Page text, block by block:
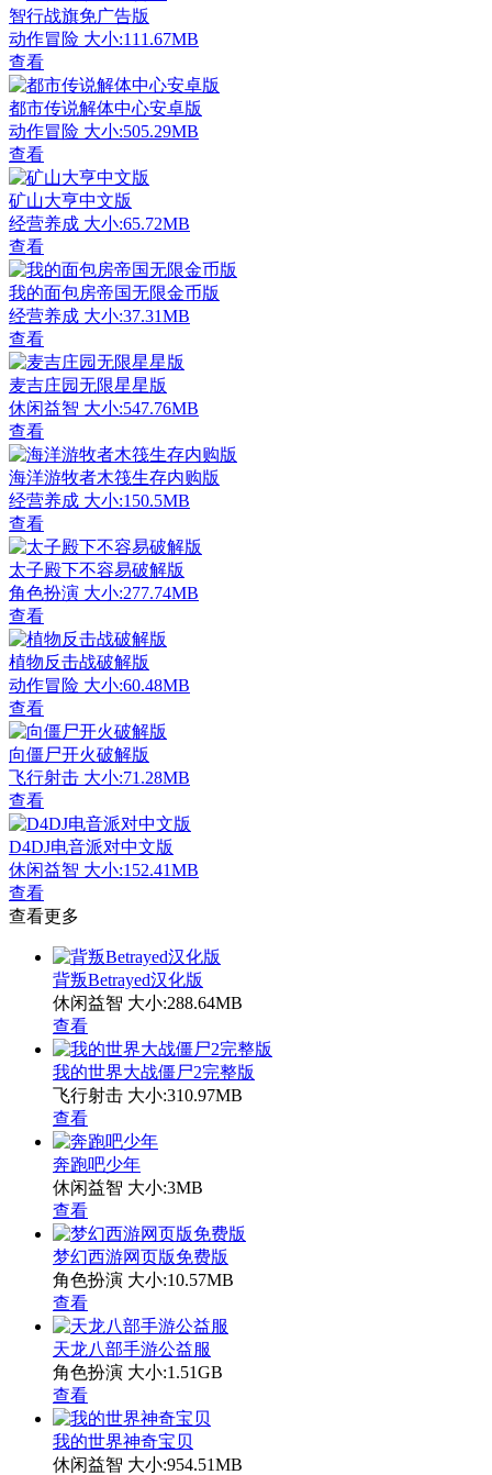
智行战旗免广告版
动作冒险 大小:111.67MB
查看
都市传说解体中心安卓版
动作冒险 大小:505.29MB
查看
矿山大亨中文版
经营养成 大小:65.72MB
查看
我的面包房帝国无限金币版
经营养成 大小:37.31MB
查看
麦吉庄园无限星星版
休闲益智 大小:547.76MB
查看
海洋游牧者木筏生存内购版
经营养成 大小:150.5MB
查看
太子殿下不容易破解版
角色扮演 大小:277.74MB
查看
植物反击战破解版
动作冒险 大小:60.48MB
查看
向僵尸开火破解版
飞行射击 大小:71.28MB
查看
D4DJ电音派对中文版
休闲益智 大小:152.41MB
查看
查看更多
背叛Betrayed汉化版
休闲益智 大小:288.64MB
查看
我的世界大战僵尸2完整版
飞行射击 大小:310.97MB
查看
奔跑吧少年
休闲益智 大小:3MB
查看
梦幻西游网页版免费版
角色扮演 大小:10.57MB
查看
天龙八部手游公益服
角色扮演 大小:1.51GB
查看
我的世界神奇宝贝
休闲益智 大小:954.51MB